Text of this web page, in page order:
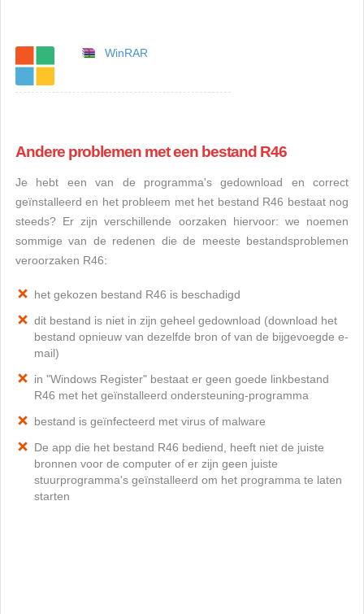
WinRAR
Andere problemen met een bestand R46
Je hebt een van de programma's gedownload en correct
geïnstalleerd en het probleem met het bestand R46 bestaat nog
steeds? Er zijn verschillende oorzaken hiervoor: we noemen
sommige van de redenen die de meeste bestandsproblemen
veroorzaken R46:
het gekozen bestand R46 is beschadigd
dit bestand is niet in zijn geheel gedownload (download het
bestand opnieuw van dezelfde bron of van de bijgevoegde e-
mail)
in "Windows Register" bestaat er geen goede linkbestand
R46 met het geïnstalleerd ondersteuning-programma
bestand is geïnfecteerd met virus of malware
De app die het bestand R46 bediend, heeft niet de juiste
bronnen voor de computer of er zijn geen juiste
stuurprogramma's geïnstalleerd om het programma te laten
starten